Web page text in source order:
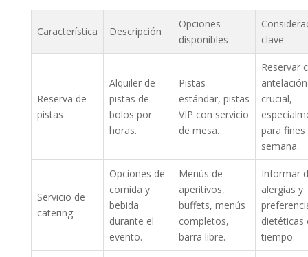
Característica Descripción
Opciones
disponibles
clave
Reserva de
pistas
Alquiler de
pistas de
bolos por
horas.
Pistas
estándar, pistas
VIP con servicio
de mesa.
Reservar
crucial,
para fines
semana.
Servicio de
catering
Opciones de
comida y
bebida
durante el
evento.
Menús de
aperitivos,
buffets, menús
completos,
barra libre.
Informar
alergias y
dietéticas
tiempo.